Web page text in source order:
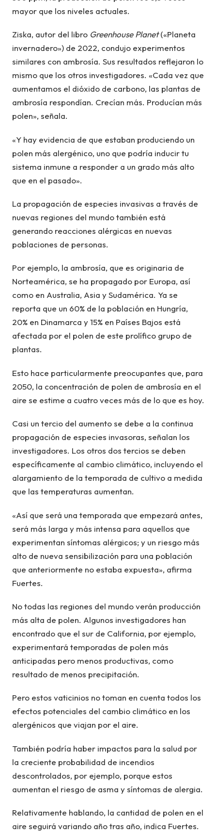
mayor que los niveles actuales.
Ziska, autor del libro Greenhouse Planet(«Planeta
invernadero») de 2022, condujo experimentos
similares con ambrosía. Sus resultados reflejaron lo
mismo que los otros investigadores. «Cada vez que
aumentamos el dióxido de carbono, las plantas de
ambrosía respondían. Crecían más. Producían más
polen», señala.
«Y hay evidencia de que estaban produciendo un
polen más alergénico, uno que podría inducir tu
sistema inmune a responder a un grado más alto
que en el pasado».
La propagación de especies invasivas a través de
nuevas regiones del mundo también está
generando reacciones alérgicas en nuevas
poblaciones de personas.
Por ejemplo, la ambrosía, que es originaria de
Norteamérica, se ha propagado por Europa, así
como en Australia, Asia y Sudamérica. Ya se
reporta que un 60% de la población en Hungría,
20% en Dinamarca y 15% en Países Bajos está
afectada por el polen de este prolífico grupo de
plantas.
Esto hace particularmente preocupantes que, para
2050, la concentración de polen de ambrosía en el
aire se estime a cuatro veces más de lo que es hoy.
Casi un tercio del aumento se debe a la continua
propagación de especies invasoras, señalan los
investigadores. Los otros dos tercios se deben
específicamente al cambio climático, incluyendo el
alargamiento de la temporada de cultivo a medida
que las temperaturas aumentan.
«Así que será una temporada que empezará antes,
será más larga y más intensa para aquellos que
experimentan síntomas alérgicos; y un riesgo más
alto de nueva sensibilización para una población
que anteriormente no estaba expuesta», afirma
Fuertes.
No todas las regiones del mundo verán producción
más alta de polen. Algunos investigadores han
encontrado que el sur de California, por ejemplo,
experimentará temporadas de polen más
anticipadas pero menos productivas, como
resultado de menos precipitación.
Pero estos vaticinios no toman en cuenta todos los
efectos potenciales del cambio climático en los
alergénicos que viajan por el aire.
También podría haber impactos para la salud por
la creciente probabilidad de incendios
descontrolados, por ejemplo, porque estos
aumentan el riesgo de asma y síntomas de alergia.
Relativamente hablando, la cantidad de polen en el
aire seguirá variando año tras año, indica Fuertes.